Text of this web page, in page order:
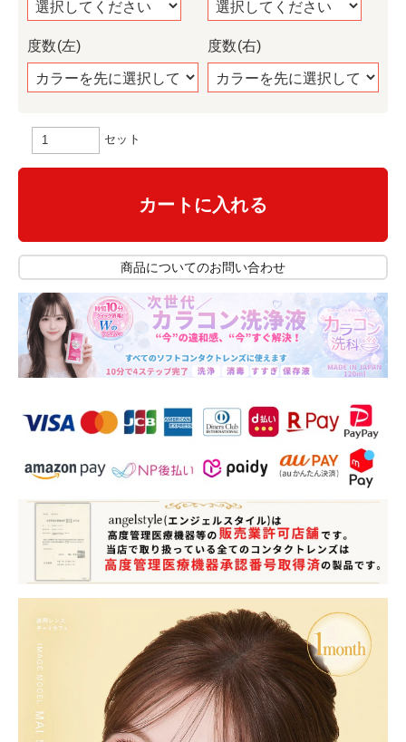
度数(左) 度数(右)
セット
カートに入れる
商品についてのお問い合わせ